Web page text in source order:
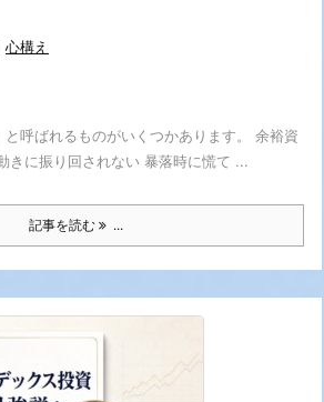
心構え
呼ばれるものがいくつかあります。 余裕資
きに振り回されない 暴落時に慌て ...
記事を読む ...